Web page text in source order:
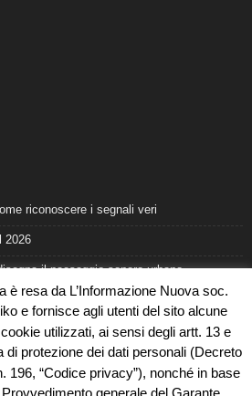
riconoscere i segnali veri
2026
il paesaggio sonoro urbano
l’eleganza Made in Italy incontra gli sconti
potenza di vita al Crisalide Forlì festival
è resa da L’Informazione Nuova soc.
e fornisce agli utenti del sito alcune
utilizzati, ai sensi degli artt. 13 e
di protezione dei dati personali (Decreto
196, “Codice privacy”), nonché in base